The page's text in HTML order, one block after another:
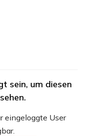
sein, um diesen
eingeloggte User